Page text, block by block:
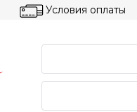
Условия оплаты